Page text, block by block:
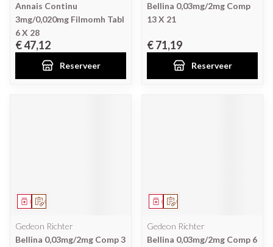
Annais Continu
3mg/0,020mg Filmomh Tabl
6 X 28
€ 47,12
Reserveer
Bellina 0,03mg/2mg Comp
13 X 21
€ 71,19
Reserveer
Op voorschrift
Geneesmiddel
Gedeon Richter
Bellina 0,03mg/2mg Comp 3
Op voorschrift
Geneesmiddel
Gedeon Richter
Bellina 0,03mg/2mg Comp 6